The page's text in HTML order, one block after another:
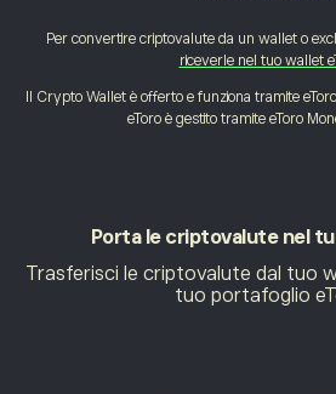
Per convertire criptovalute da un wallet o
riceverle nel tuo wallet
Il Crypto Wallet è offerto e funziona tramite
eToro è gestito tramite eToro
Porta le criptovalutenel
Trasferisci le criptovalute dal tuo
tuo portafoglio